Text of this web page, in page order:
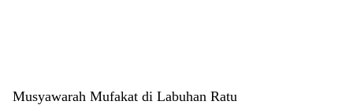
​Musyawarah Mufakat di Labuhan Ratu